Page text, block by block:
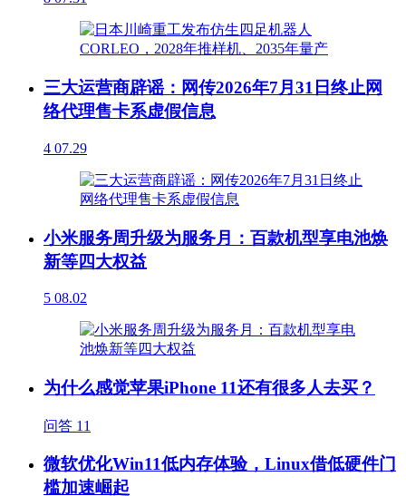
三大运营商辟谣：网传2026年7月31日终止网
络代理售卡系虚假信息
4 07.29
小米服务周升级为服务月：百款机型享电池焕
新等四大权益
5 08.02
为什么感觉苹果iPhone 11还有很多人去买？
问答 11
微软优化Win11低内存体验，Linux借低硬件门
槛加速崛起